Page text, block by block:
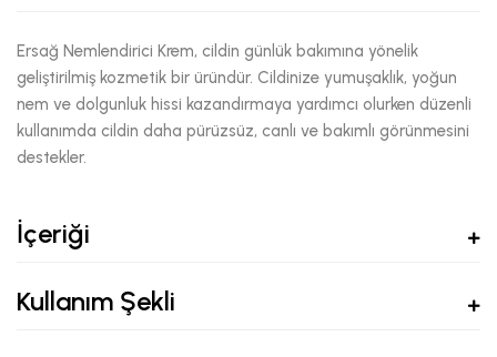
Ersağ Nemlendirici Krem, cildin günlük bakımına yönelik
geliştirilmiş kozmetik bir üründür. Cildinize yumuşaklık, yoğun
nem ve dolgunluk hissi kazandırmaya yardımcı olurken düzenli
kullanımda cildin daha pürüzsüz, canlı ve bakımlı görünmesini
destekler.
İçeriği
Kullanım Şekli